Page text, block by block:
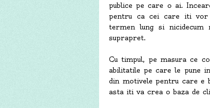
publice pe care o ai.
pentru ca cei care iti
termen lung si
suprapret.
Cu timpul, pe masura ce
abilitatile pe care le pune
din motivele pentru care e
asta iti va crea o baza de